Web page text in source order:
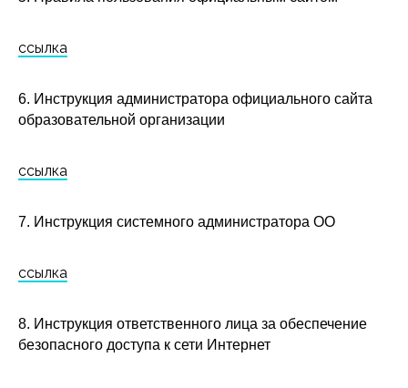
ссылка
6. Инструкция администратора официального сайта
образовательной организации
ссылка
7. Инструкция системного администратора ОО
ссылка
8. Инструкция ответственного лица за обеспечение
безопасного доступа к сети Интернет